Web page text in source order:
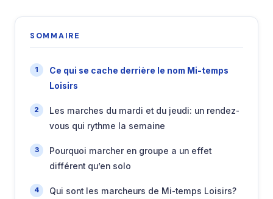
SOMMAIRE
Ce qui se cache derrière le nom Mi-temps
Loisirs
Les marches du mardi et du jeudi: un rendez-
vous qui rythme la semaine
Pourquoi marcher en groupe a un effet
différent qu’en solo
Qui sont les marcheurs de Mi-temps Loisirs?